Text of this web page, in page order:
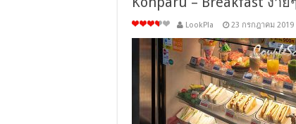
LookPla 23 กรกฎาคม 2019